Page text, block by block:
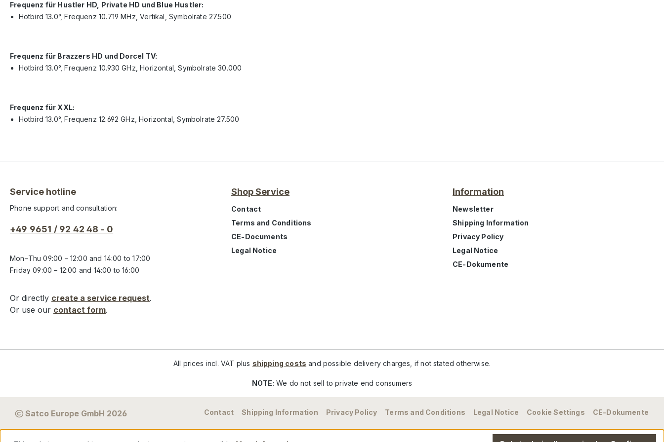
Frequenz für Hustler HD, Private HD und Blue Hustler:
Hotbird 13.0°, Frequenz 10.719 MHz, Vertikal, Symbolrate 27.500
Frequenz für Brazzers HD und Dorcel TV:
Hotbird 13.0°, Frequenz 10.930 GHz, Horizontal, Symbolrate 30.000
Frequenz für XXL:
Hotbird 13.0°, Frequenz 12.692 GHz, Horizontal, Symbolrate 27.500
Service hotline
Phone support and consultation:
+49 9651 / 92 42 48 - 0
Mon–Thu 09:00 – 12:00 and 14:00 to 17:00
Friday 09:00 – 12:00 and 14:00 to 16:00
Or directly create a service request.
Or use our contact form.
Shop Service
Contact
Terms and Conditions
CE-Documents
Legal Notice
Information
Newsletter
Shipping Information
Privacy Policy
Legal Notice
CE-Dokumente
All prices incl. VAT plus shipping costs and possible delivery charges, if not stated otherwise.
NOTE:We do not sell to private end consumers
Satco Europe GmbH 2026 Contact Shipping Information Privacy Policy Terms and Conditions Legal Notice Cookie Settings CE-Dokumente